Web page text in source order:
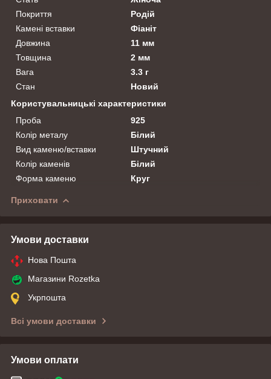
Покриття
Родій
Камені вставки
Фіаніт
Довжина
11 мм
Товщина
2 мм
Вага
3.3 г
Стан
Новий
Користувальницькі характеристики
Проба
925
Колір металу
Білий
Вид каменю/вставки
Штучний
Колір каменів
Білий
Форма каменю
Круг
Приховати
Умови доставки
Нова Пошта
Магазини Rozetka
Укрпошта
Всі умови доставки
Умови оплати